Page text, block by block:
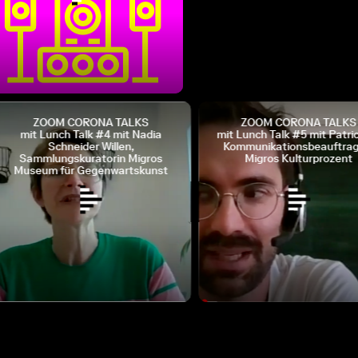
ZOOM CORONA TALKS
mit Lunch Talk #4 mit Nadia
Schneider Willen,
Sammlungskuratorin Migros
Museum für Gegenwartskunst
ZOOM CORONA TALKS
mit Lunch Talk #5 mit Patrick
Migros Kulturprozent